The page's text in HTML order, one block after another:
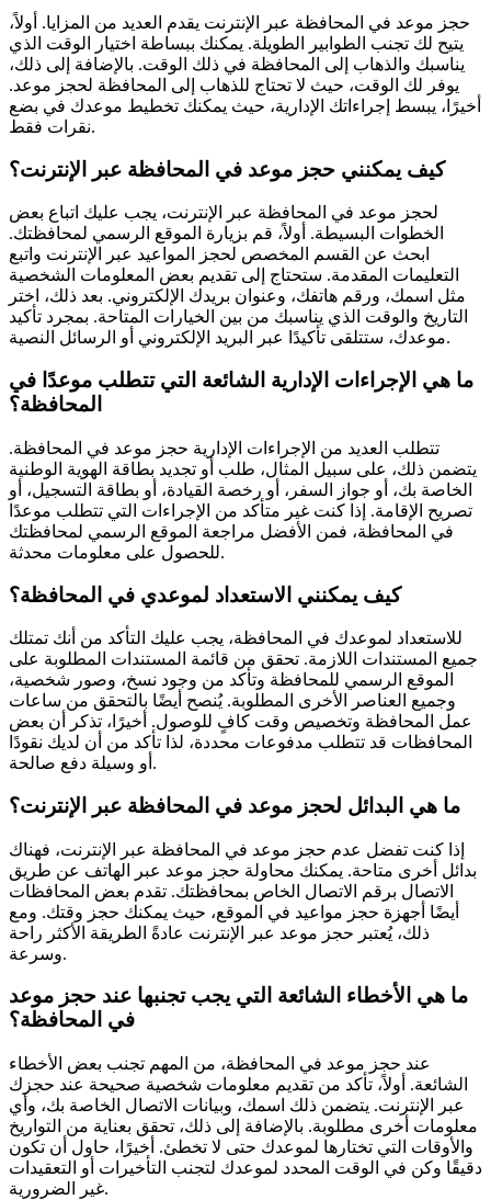
حجز موعد في المحافظة عبر الإنترنت يقدم العديد من المزايا. أولاً،
يتيح لك تجنب الطوابير الطويلة. يمكنك ببساطة اختيار الوقت الذي
يناسبك والذهاب إلى المحافظة في ذلك الوقت. بالإضافة إلى ذلك،
يوفر لك الوقت، حيث لا تحتاج للذهاب إلى المحافظة لحجز موعد.
أخيرًا، يبسط إجراءاتك الإدارية، حيث يمكنك تخطيط موعدك في بضع
نقرات فقط.
كيف يمكنني حجز موعد في المحافظة عبر الإنترنت؟
لحجز موعد في المحافظة عبر الإنترنت، يجب عليك اتباع بعض
الخطوات البسيطة. أولاً، قم بزيارة الموقع الرسمي لمحافظتك.
ابحث عن القسم المخصص لحجز المواعيد عبر الإنترنت واتبع
التعليمات المقدمة. ستحتاج إلى تقديم بعض المعلومات الشخصية
مثل اسمك، ورقم هاتفك، وعنوان بريدك الإلكتروني. بعد ذلك، اختر
التاريخ والوقت الذي يناسبك من بين الخيارات المتاحة. بمجرد تأكيد
موعدك، ستتلقى تأكيدًا عبر البريد الإلكتروني أو الرسائل النصية.
ما هي الإجراءات الإدارية الشائعة التي تتطلب موعدًا في
المحافظة؟
تتطلب العديد من الإجراءات الإدارية حجز موعد في المحافظة.
يتضمن ذلك، على سبيل المثال، طلب أو تجديد بطاقة الهوية الوطنية
الخاصة بك، أو جواز السفر، أو رخصة القيادة، أو بطاقة التسجيل، أو
تصريح الإقامة. إذا كنت غير متأكد من الإجراءات التي تتطلب موعدًا
في المحافظة، فمن الأفضل مراجعة الموقع الرسمي لمحافظتك
للحصول على معلومات محدثة.
كيف يمكنني الاستعداد لموعدي في المحافظة؟
للاستعداد لموعدك في المحافظة، يجب عليك التأكد من أنك تمتلك
جميع المستندات اللازمة. تحقق من قائمة المستندات المطلوبة على
الموقع الرسمي للمحافظة وتأكد من وجود نسخ، وصور شخصية،
وجميع العناصر الأخرى المطلوبة. يُنصح أيضًا بالتحقق من ساعات
عمل المحافظة وتخصيص وقت كافٍ للوصول. أخيرًا، تذكر أن بعض
المحافظات قد تتطلب مدفوعات محددة، لذا تأكد من أن لديك نقودًا
أو وسيلة دفع صالحة.
ما هي البدائل لحجز موعد في المحافظة عبر الإنترنت؟
إذا كنت تفضل عدم حجز موعد في المحافظة عبر الإنترنت، فهناك
بدائل أخرى متاحة. يمكنك محاولة حجز موعد عبر الهاتف عن طريق
الاتصال برقم الاتصال الخاص بمحافظتك. تقدم بعض المحافظات
أيضًا أجهزة حجز مواعيد في الموقع، حيث يمكنك حجز وقتك. ومع
ذلك، يُعتبر حجز موعد عبر الإنترنت عادةً الطريقة الأكثر راحة
وسرعة.
ما هي الأخطاء الشائعة التي يجب تجنبها عند حجز موعد
في المحافظة؟
عند حجز موعد في المحافظة، من المهم تجنب بعض الأخطاء
الشائعة. أولاً، تأكد من تقديم معلومات شخصية صحيحة عند حجزك
عبر الإنترنت. يتضمن ذلك اسمك، وبيانات الاتصال الخاصة بك، وأي
معلومات أخرى مطلوبة. بالإضافة إلى ذلك، تحقق بعناية من التواريخ
والأوقات التي تختارها لموعدك حتى لا تخطئ. أخيرًا، حاول أن تكون
دقيقًا وكن في الوقت المحدد لموعدك لتجنب التأخيرات أو التعقيدات
غير الضرورية.